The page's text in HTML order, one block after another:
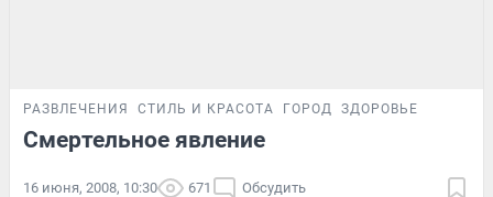
РАЗВЛЕЧЕНИЯ СТИЛЬ И КРАСОТА ГОРОД ЗДОРОВЬЕ
Смертельное явление
16 июня, 2008, 10:30 671 Обсудить